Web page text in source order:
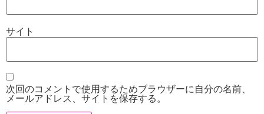
サイト
次回のコメントで使用するためブラウザーに自分の名前、
メールアドレス、サイトを保存する。